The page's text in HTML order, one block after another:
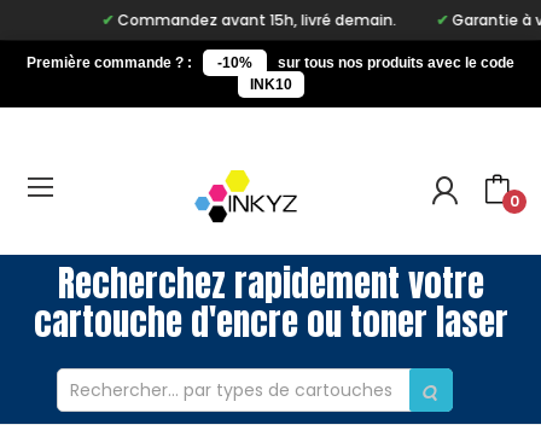
Commandez avant 15h, livré demain. Garantie à vie
Première commande ? : -10%
sur tous nos produits avec le code
INK10
0
Recherchez rapidement votre
cartouche d'encre ou toner laser